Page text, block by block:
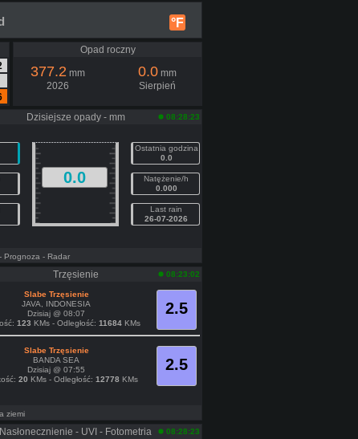
°F
Opad roczny
377.2 mm
2026
0.0mm
Sierpień
Dzisiejsze opady - mm 08:28:23
0.0
Ostatnia godzina
0.0
Natężenie/h
0.000
Last rain
26-07-2026
- Prognoza - Radar
Trzęsienie 08:23:02
2.5
Slabe Trzęsienie
JAVA, INDONESIA
Dzisiaj @ 08:07
123 KMs - Odległość: 11684KMs
2.5
Slabe Trzęsienie
BANDA SEA
Dzisiaj @ 07:55
20 KMs - Odległość: 12778 KMs
ziemi
Nasłonecznienie - UVI - Fotometria 08:28:23